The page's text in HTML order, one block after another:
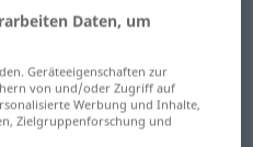
Daten, um
Geräteeigenschaften zur
von und/oder Zugriff auf
Werbung und Inhalte,
Zielgruppenforschung und